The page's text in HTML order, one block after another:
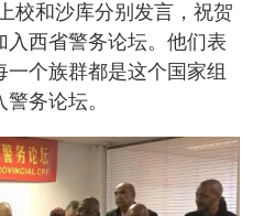
校和沙库分别发言，祝贺
西省警务论坛。他们表
个族群都是这个国家组
务论坛。